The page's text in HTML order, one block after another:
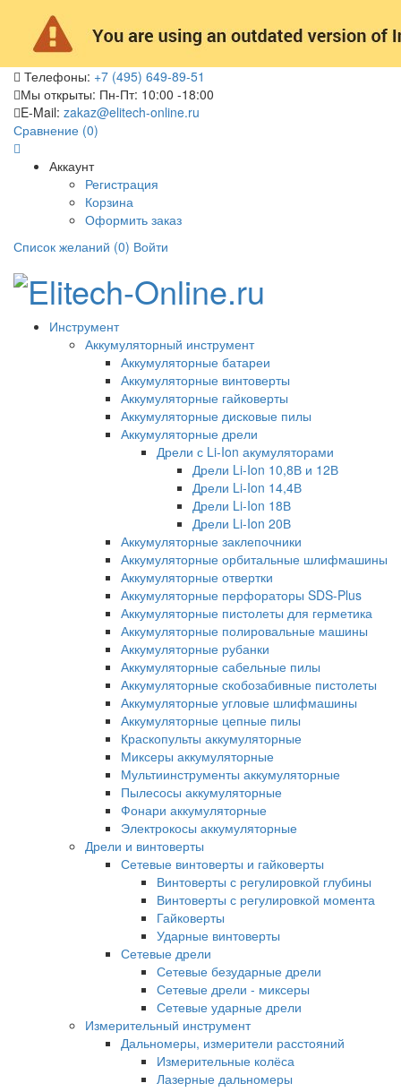
Телефоны: +7 (495) 649-89-51
Мы открыты: Пн-Пт: 10:00 -18:00
E-Mail: zakaz@elitech-online.ru
Сравнение (0)
Аккаунт
Регистрация
Корзина
Оформить заказ
Список желаний (0) Войти
Инструмент
Аккумуляторный инструмент
Аккумуляторные батареи
Аккумуляторные винтоверты
Аккумуляторные гайковерты
Аккумуляторные дисковые пилы
Аккумуляторные дрели
Дрели с Li-Ion акумуляторами
Дрели Li-Ion 10,8В и 12В
Дрели Li-Ion 14,4В
Дрели Li-Ion 18В
Дрели Li-Ion 20В
Аккумуляторные заклепочники
Аккумуляторные орбитальные шлифмашины
Аккумуляторные отвертки
Аккумуляторные перфораторы SDS-Plus
Аккумуляторные пистолеты для герметика
Аккумуляторные полировальные машины
Аккумуляторные рубанки
Аккумуляторные сабельные пилы
Аккумуляторные скобозабивные пистолеты
Аккумуляторные угловые шлифмашины
Аккумуляторные цепные пилы
Краскопульты аккумуляторные
Миксеры аккумуляторные
Мультиинструменты аккумуляторные
Пылесосы аккумуляторные
Фонари аккумуляторные
Электрокосы аккумуляторные
Дрели и винтоверты
Сетевые винтоверты и гайковерты
Винтоверты с регулировкой глубины
Винтоверты с регулировкой момента
Гайковерты
Ударные винтоверты
Сетевые дрели
Сетевые безударные дрели
Сетевые дрели - миксеры
Сетевые ударные дрели
Измерительный инструмент
Дальномеры, измерители расстояний
Измерительные колёса
Лазерные дальномеры